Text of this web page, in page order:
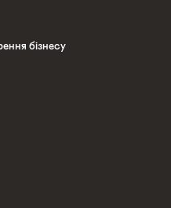
бізнесу